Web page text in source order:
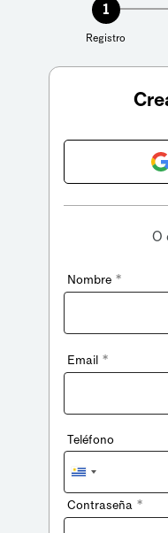
1
Registro
O
Nombre *
Email *
Teléfono
Uruguay
+598
Contraseña *